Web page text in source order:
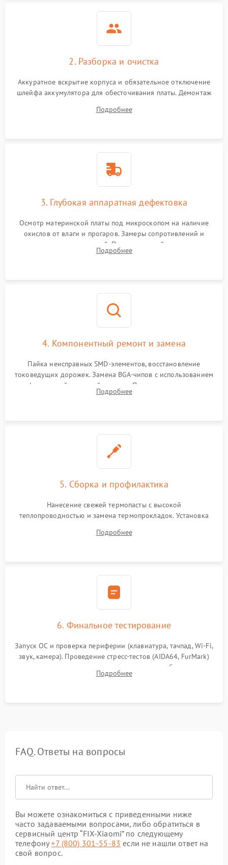
2. Разборка и очистка
Аккуратное вскрытие корпуса и обязательное отключение
шлейфа аккумулятора для обесточивания платы. Демонтаж
высохшей термопасты с кристаллов чипов.
Подробнее
3. Глубокая аппаратная дефектовка
Осмотр материнской платы под микроскопом на наличие
окислов от влаги и прогаров. Замеры сопротивлений и
дежурных напряжений. Проверка цепей питания,
мультиконтроллера, процессора и видеочипа.
Подробнее
4. Компонентный ремонт и замена
Пайка неисправных SMD-элементов, восстановление
токоведущих дорожек. Замена BGA-чипов с использованием
инфракрасной паяльной станции. Прошивка микросхемы
BIOS или замена поврежденных портов USB
Подробнее
5. Сборка и профилактика
Нанесение свежей термопасты с высокой
теплопроводностью и замена термопрокладок. Установка
шлейфов, модулей памяти и накопителей. Предварительная
Подробнее
6. Финальное тестирование
Запуск ОС и проверка периферии (клавиатура, тачпад, Wi-Fi,
звук, камера). Проведение стресс-тестов (AIDA64, FurMark)
для контроля температурного режима и стабильности
системы под пиковой нагрузкой.
Подробнее
FAQ. Ответы на вопросы
Вы можете ознакомиться с приведенными ниже
часто задаваемыми вопросами, либо обратиться в
сервисный центр “FIX-Xiaomi” по следующему
телефону+7 (800) 301-55-83 если не нашли ответ на
свой вопрос.